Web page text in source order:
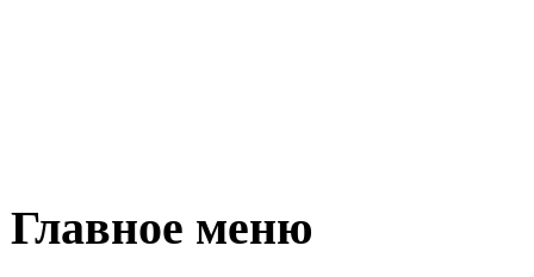
Главное меню